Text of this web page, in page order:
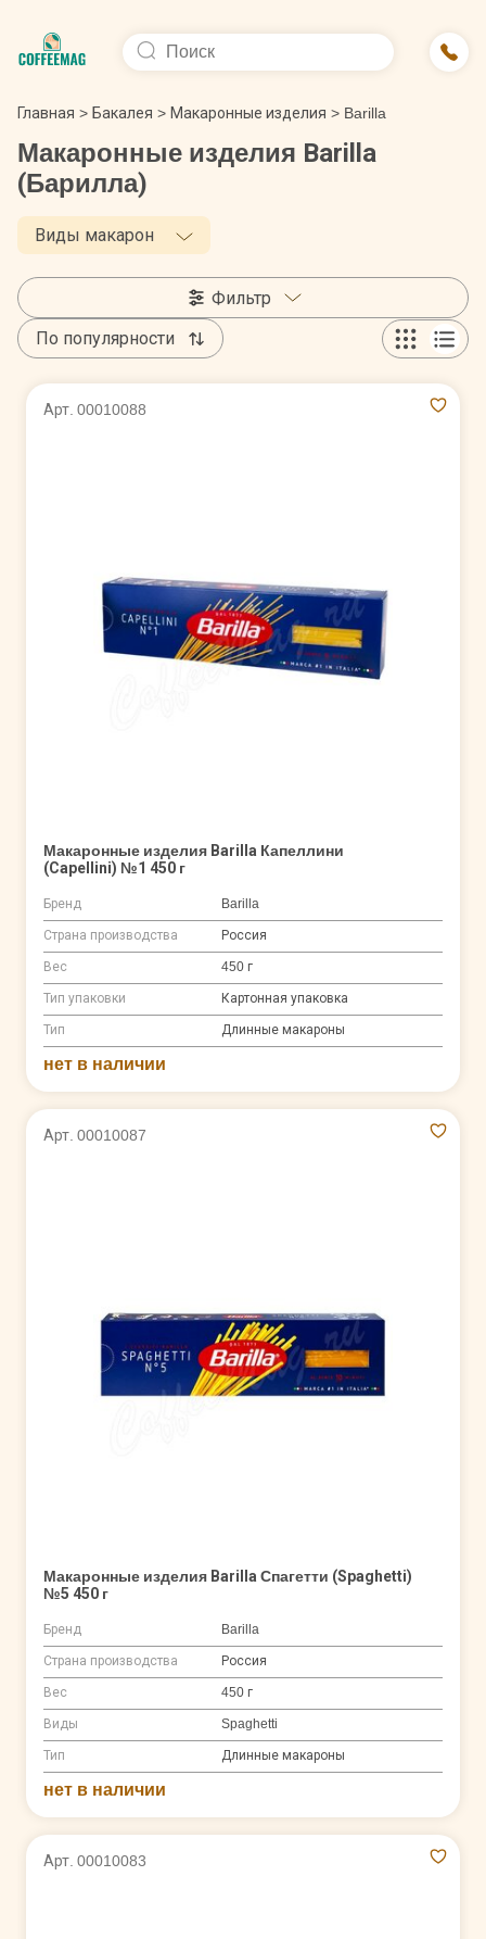
Главная > Бакалея > Макаронные изделия > Barilla
Макаронные изделия Barilla
(Барилла)
Виды макарон
Фильтр
По популярности
Арт. 00010088
Макаронные изделия Barilla Капеллини
(Capellini) №1 450 г
Бренд Barilla
Страна производства Россия
Вес 450 г
Тип упаковки Картонная упаковка
Тип Длинные макароны
нет в наличии
Арт. 00010087
Макаронные изделия Barilla Спагетти (Spaghetti)
№5 450 г
Бренд Barilla
Страна производства Россия
Вес 450 г
Виды Spaghetti
Тип Длинные макароны
нет в наличии
Арт. 00010083